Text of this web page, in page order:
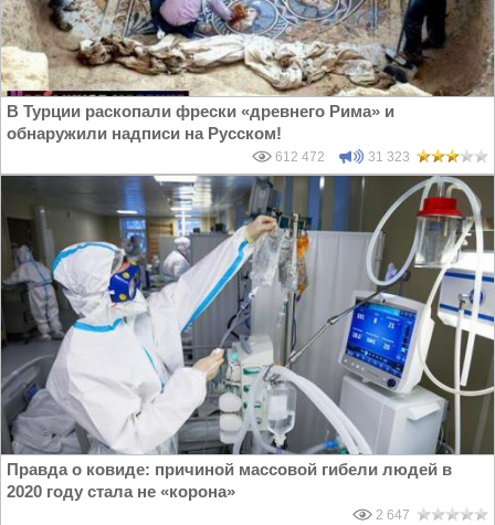
В Турции раскопали фрески «древнего Рима» и
обнаружили надписи на Русском!
612 472 31 323
Правда о ковиде: причиной массовой гибели людей в
2020 году стала не «корона»
2 647